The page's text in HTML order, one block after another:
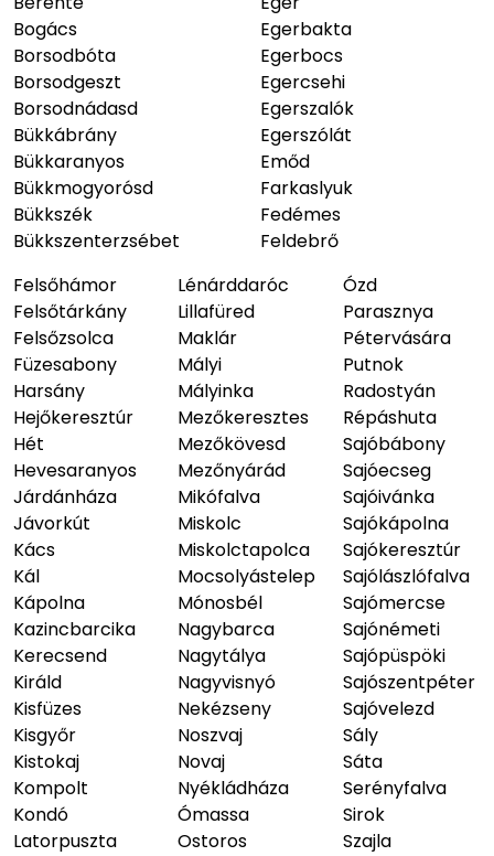
Bogács
Borsodbóta
Borsodgeszt
Borsodnádasd
Bükkábrány
Bükkaranyos
Bükkmogyorósd
Bükkszék
Bükkszenterzsébet
Egerbakta
Egerbocs
Egercsehi
Egerszalók
Egerszólát
Emőd
Farkaslyuk
Fedémes
Feldebrő
Felsőhámor
Felsőtárkány
Felsőzsolca
Füzesabony
Harsány
Hejőkeresztúr
Hét
Hevesaranyos
Járdánháza
Jávorkút
Kács
Kál
Kápolna
Kazincbarcika
Kerecsend
Királd
Kisfüzes
Kisgyőr
Kistokaj
Kompolt
Kondó
Latorpuszta
Lénárddaróc
Lillafüred
Maklár
Mályi
Mályinka
Mezőkeresztes
Mezőkövesd
Mezőnyárád
Mikófalva
Miskolc
Miskolctapolca
Mocsolyástelep
Mónosbél
Nagybarca
Nagytálya
Nagyvisnyó
Nekézseny
Noszvaj
Novaj
Nyékládháza
Ómassa
Ostoros
Ózd
Parasznya
Pétervására
Putnok
Radostyán
Répáshuta
Sajóbábony
Sajóecseg
Sajóivánka
Sajókápolna
Sajókeresztúr
Sajólászlófalva
Sajómercse
Sajónémeti
Sajópüspöki
Sajószentpéter
Sajóvelezd
Sály
Sáta
Serényfalva
Sirok
Szajla